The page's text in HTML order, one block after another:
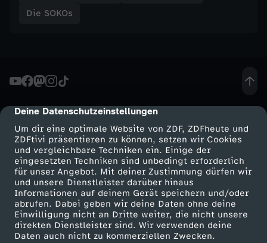
cmp-dialog-description
Deine Datenschutzeinstellungen
Um dir eine optimale Website von ZDF, ZDFheute und
ZDFtivi präsentieren zu können, setzen wir Cookies
und vergleichbare Techniken ein. Einige der
eingesetzten Techniken sind unbedingt erforderlich
für unser Angebot. Mit deiner Zustimmung dürfen wir
und unsere Dienstleister darüber hinaus
Informationen auf deinem Gerät speichern und/oder
abrufen. Dabei geben wir deine Daten ohne deine
Einwilligung nicht an Dritte weiter, die nicht unsere
direkten Dienstleister sind. Wir verwenden deine
Daten auch nicht zu kommerziellen Zwecken.
Die SOKOs
Mehr ZDF
ZDF-Apps
Smart TV
ZDFtext
Service
ZDFmitreden
Kontakt zum ZDF
Tickets